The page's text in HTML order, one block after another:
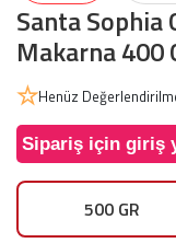
Santa Sophia
Makarna 400
Henüz
Sipariş için giriş
500 GR